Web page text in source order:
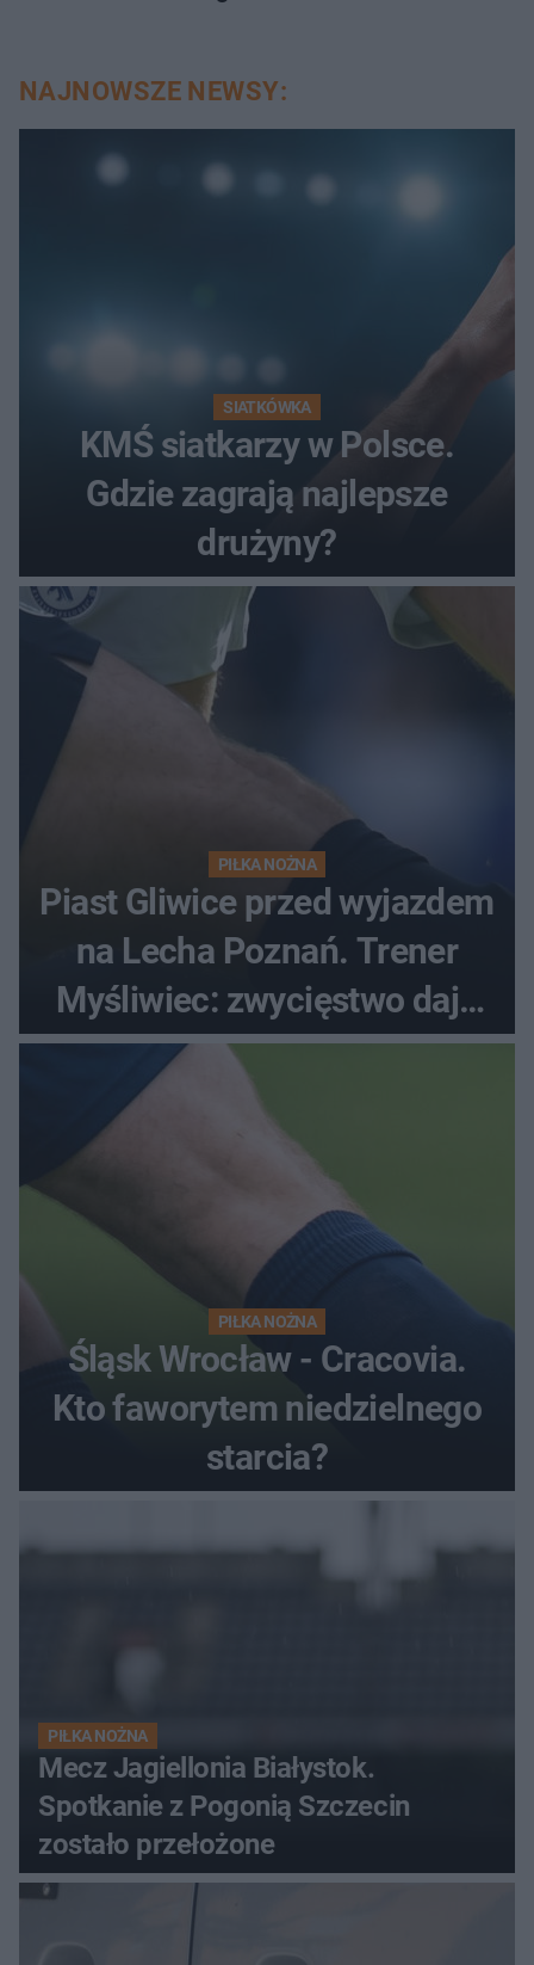
NAJNOWSZE NEWSY:
SIATKÓWKA
KMŚ siatkarzy w Polsce.
Gdzie zagrają najlepsze
drużyny?
PIŁKA NOŻNA
Piast Gliwice przed wyjazdem
na Lecha Poznań. Trener
Myśliwiec: zwycięstwo daje
satysfakcję
PIŁKA NOŻNA
Śląsk Wrocław - Cracovia.
Kto faworytem niedzielnego
starcia?
PIŁKA NOŻNA
Mecz Jagiellonia Białystok.
Spotkanie z Pogonią Szczecin
zostało przełożone